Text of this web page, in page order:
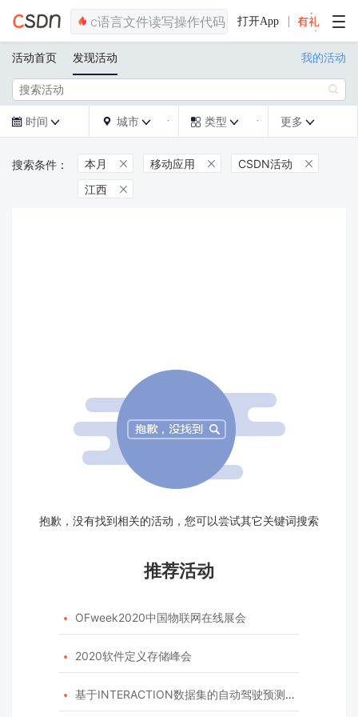
打开App
活动首页 发现活动 我的活动

 时间   城市   类型  更多 
本月  移动应用  CSDN活动 
江西 
抱歉，没有找到相关的活动，您可以尝试其它关键词搜索
推荐活动
 OFweek2020中国物联网在线展会
 2020软件定义存储峰会
 基于INTERACTION数据集的自动驾驶预测模型挑战赛